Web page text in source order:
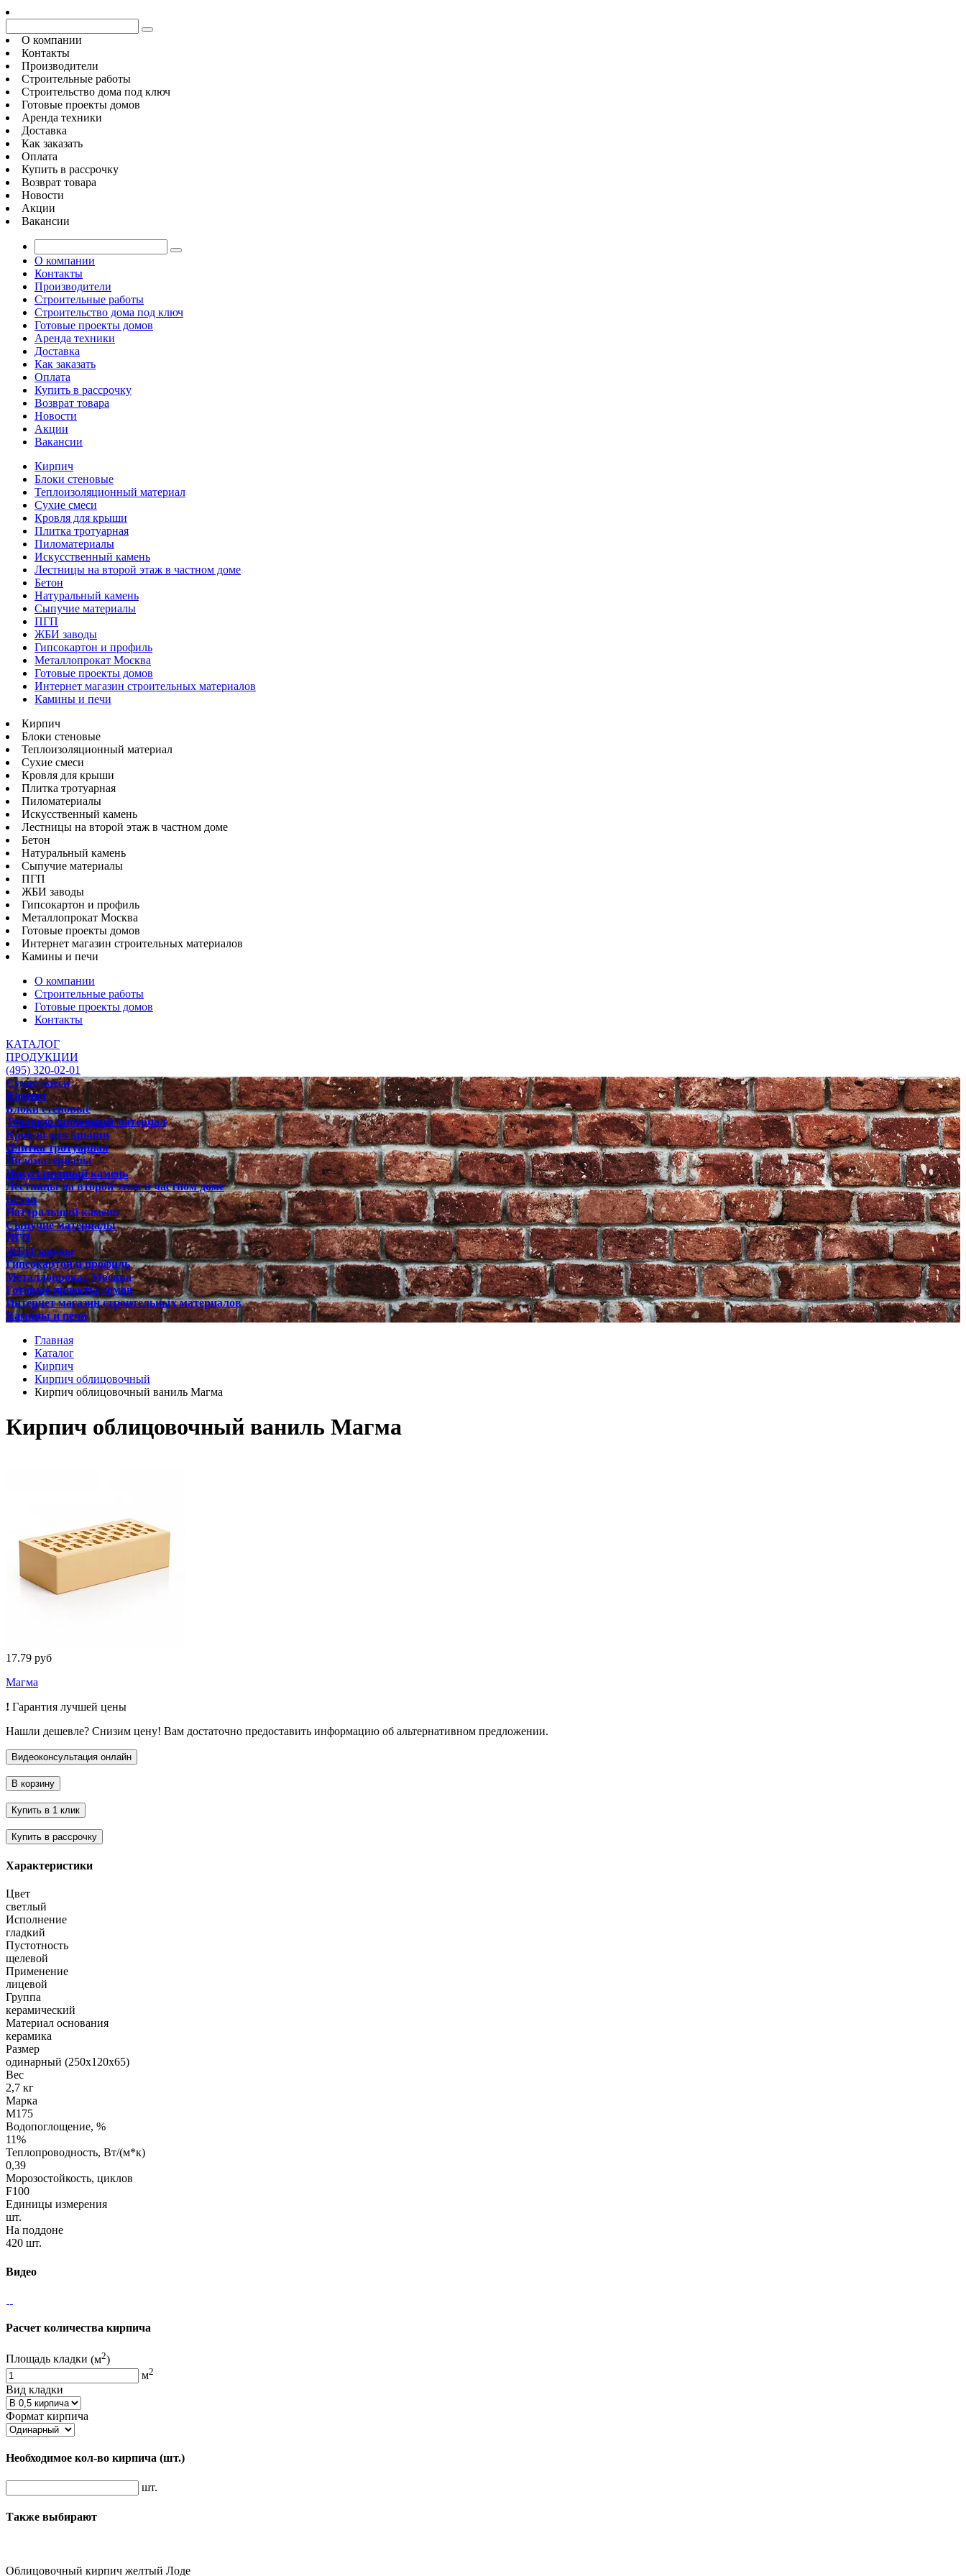
О компании
Контакты
Производители
Строительные работы
Строительство дома под ключ
Готовые проекты домов
Аренда техники
Доставка
Как заказать
Оплата
Купить в рассрочку
Возврат товара
Новости
Акции
Вакансии
О компании
Контакты
Производители
Строительные работы
Строительство дома под ключ
Готовые проекты домов
Аренда техники
Доставка
Как заказать
Оплата
Купить в рассрочку
Возврат товара
Новости
Акции
Вакансии
Кирпич
Блоки стеновые
Теплоизоляционный материал
Сухие смеси
Кровля для крыши
Плитка тротуарная
Пиломатериалы
Искусственный камень
Лестницы на второй этаж в частном доме
Бетон
Натуральный камень
Сыпучие материалы
ПГП
ЖБИ заводы
Гипсокартон и профиль
Металлопрокат Москва
Готовые проекты домов
Интернет магазин строительных материалов
Камины и печи
Кирпич
Блоки стеновые
Теплоизоляционный материал
Сухие смеси
Кровля для крыши
Плитка тротуарная
Пиломатериалы
Искусственный камень
Лестницы на второй этаж в частном доме
Бетон
Натуральный камень
Сыпучие материалы
ПГП
ЖБИ заводы
Гипсокартон и профиль
Металлопрокат Москва
Готовые проекты домов
Интернет магазин строительных материалов
Камины и печи
О компании
Строительные работы
Готовые проекты домов
Контакты
КАТАЛОГ
ПРОДУКЦИИ
(495) 320-02-01
Сухие смеси
Кирпич
Блоки стеновые
Теплоизоляционный материал
Кровля для крыши
Плитка тротуарная
Пиломатериалы
Искусственный камень
Лестницы на второй этаж в частном доме
Бетон
Натуральный камень
Сыпучие материалы
ПГП
ЖБИ заводы
Гипсокартон и профиль
Металлопрокат Москва
Готовые проекты домов
Интернет магазин строительных материалов
Камины и печи
Главная
Каталог
Кирпич
Кирпич облицовочный
Кирпич облицовочный ваниль Магма
Кирпич облицовочный ваниль Магма
17.79 руб
Магма
! Гарантия лучшей цены
Нашли дешевле? Снизим цену! Вам достаточно предоставить информацию об альтернативном предложении.
Характеристики
Цвет
светлый
Исполнение
гладкий
Пустотность
щелевой
Применение
лицевой
Группа
керамический
Материал основания
керамика
Размер
одинарный (250х120х65)
Вес
2,7 кг
Марка
М175
Водопоглощение, %
11%
Теплопроводность, Вт/(м*к)
0,39
Морозостойкость, циклов
F100
Единицы измерения
шт.
На поддоне
420 шт.
Видео
Расчет количества кирпича
Площадь кладки (м2)
м2
Вид кладки
Формат кирпича
Необходимое кол-во кирпича (шт.)
шт.
Также выбирают
Облицовочный кирпич желтый Лоде